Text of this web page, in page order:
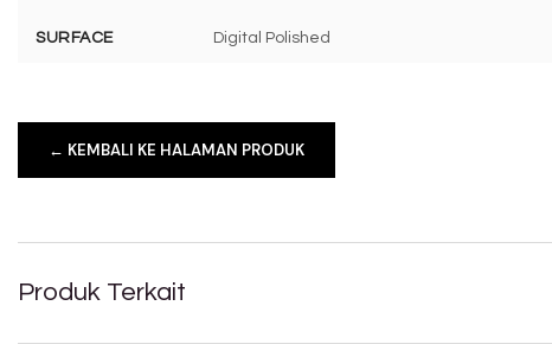
SURFACE Digital Polished
← KEMBALI KE HALAMAN PRODUK
Produk Terkait